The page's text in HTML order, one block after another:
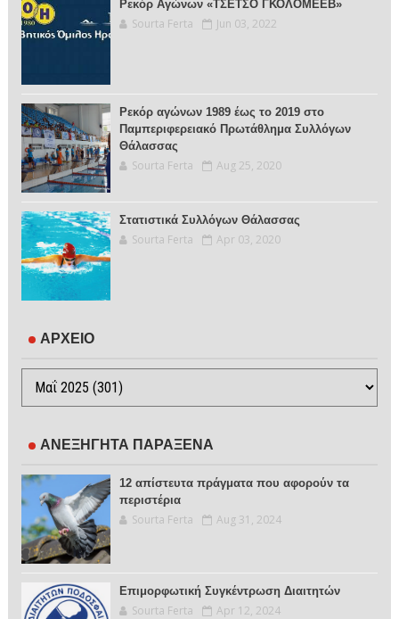
Ρεκόρ Αγώνων «ΤΣΕΤΣΟ ΓΚΟΛΟΜΕΕΒ»
Sourta Ferta Jun 03, 2022
Ρεκόρ αγώνων 1989 έως το 2019 στο
Παμπεριφερειακό Πρωτάθλημα Συλλόγων
Θάλασσας
Sourta Ferta Aug 25, 2020
Στατιστικά Συλλόγων Θάλασσας
Sourta Ferta Apr 03, 2020
ΑΡΧΕΙΟ
ΑΝΕΞΗΓΗΤΑ ΠΑΡΑΞΕΝΑ
12 απίστευτα πράγματα που αφορούν τα
περιστέρια
Sourta Ferta Aug 31, 2024
Επιμορφωτική Συγκέντρωση Διαιτητών
Sourta Ferta Apr 12, 2024